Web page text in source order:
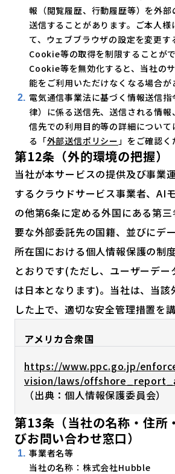
報（閲覧履歴、行動履歴等）を外部
送信することがあります。ご本人様
て、ウェブブラウザの設定を変更す
Cookie等の取得を制限することがで
Cookie等を無効化すると、当社の
能をご利用いただけなくなる場合が
電気通信事業法に基づく情報送信
律）に係る送信先、送信される情
信先での利用目的等の詳細について
る「外部送信ポリシー」をご確認く
第12条（外的環境の把握）
当社が本サービスの提供及び事業
するクラウドサービス事業者、AI
の他第6条に定める外国にある第
要な外部委託先の国籍、並びにデ
所在国における個人情報保護の制
とおりです(ただし、ユーザーデー
は日本となります)。当社は、当該
した上で、適切な安全管理措置を
アメリカ合衆国
https://www.ppc.go.jp/
vision/laws/
（出典：個人情報保護委員会）
第13条（当社の名称・住所
びお問い合わせ窓口）
事業者名等
当社の名称：株式会社Hubble